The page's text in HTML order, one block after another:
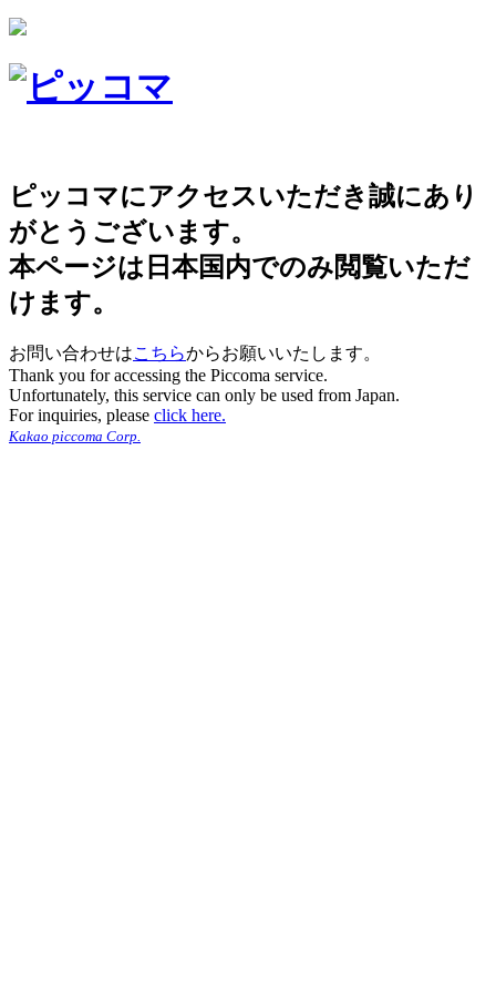
ピッコマにアクセスいただき誠にあり
がとうございます。
本ページは日本国内でのみ閲覧いただ
けます。
お問い合わせはこちらからお願いいたします。
Thank you for accessing the Piccoma service.
Unfortunately, this service can only be used from Japan.
For inquiries, please click here.
Kakao piccoma Corp.